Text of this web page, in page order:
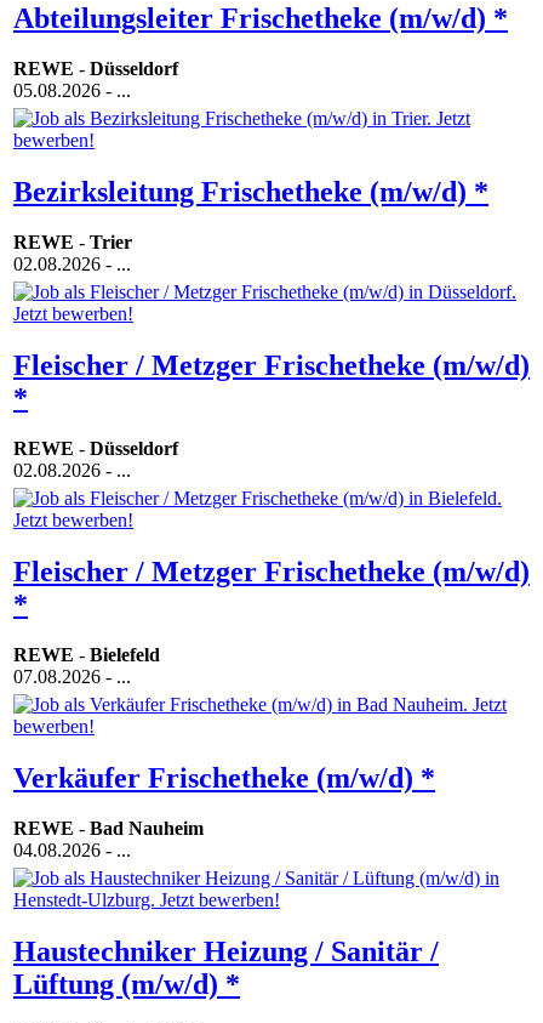
Abteilungsleiter Frischetheke (m/w/d) *
REWE - Düsseldorf
05.08.2026 - ...
Bezirksleitung Frischetheke (m/w/d) *
REWE - Trier
02.08.2026 - ...
Fleischer / Metzger Frischetheke (m/w/d)
*
REWE - Düsseldorf
02.08.2026 - ...
Fleischer / Metzger Frischetheke (m/w/d)
*
REWE - Bielefeld
07.08.2026 - ...
Verkäufer Frischetheke (m/w/d) *
REWE - Bad Nauheim
04.08.2026 - ...
Haustechniker Heizung / Sanitär /
Lüftung (m/w/d) *